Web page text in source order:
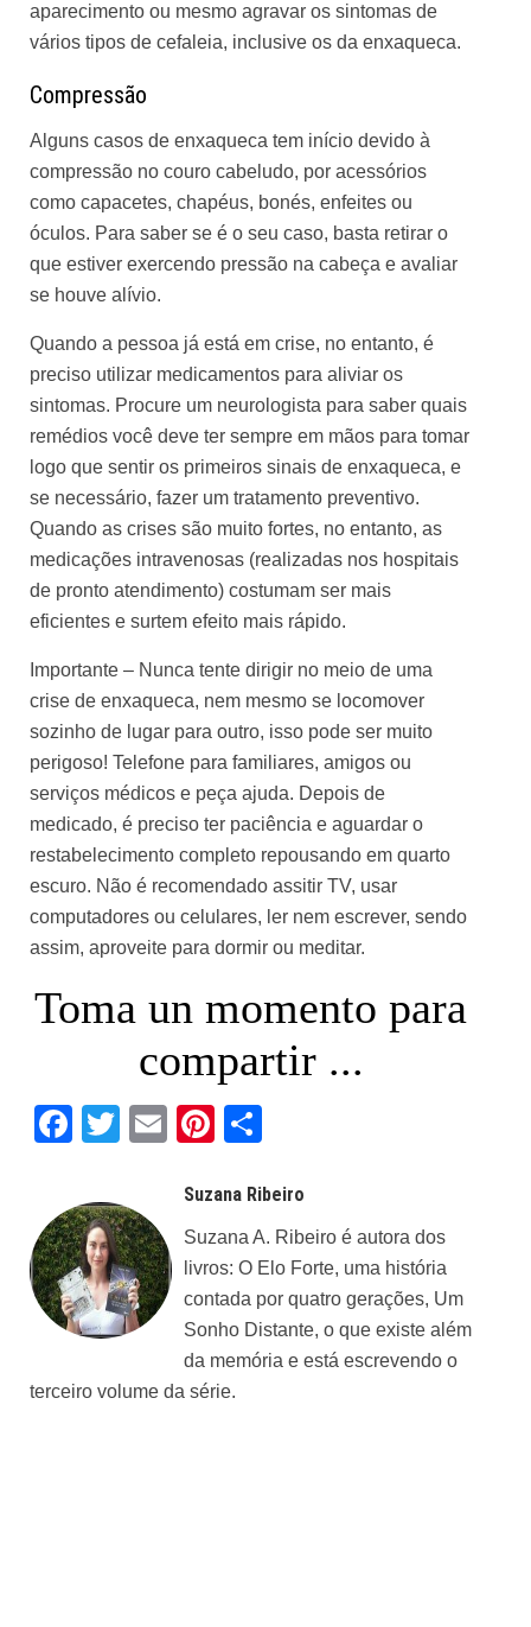
aparecimento ou mesmo agravar os sintomas de
vários tipos de cefaleia, inclusive os da enxaqueca.
Compressão
Alguns casos de enxaqueca tem início devido à
compressão no couro cabeludo, por acessórios
como capacetes, chapéus, bonés, enfeites ou
óculos. Para saber se é o seu caso, basta retirar o
que estiver exercendo pressão na cabeça e avaliar
se houve alívio.
Quando a pessoa já está em crise, no entanto, é
preciso utilizar medicamentos para aliviar os
sintomas. Procure um neurologista para saber quais
remédios você deve ter sempre em mãos para tomar
logo que sentir os primeiros sinais de enxaqueca, e
se necessário, fazer um tratamento preventivo.
Quando as crises são muito fortes, no entanto, as
medicações intravenosas (realizadas nos hospitais
de pronto atendimento) costumam ser mais
eficientes e surtem efeito mais rápido.
Importante – Nunca tente dirigir no meio de uma
crise de enxaqueca, nem mesmo se locomover
sozinho de lugar para outro, isso pode ser muito
perigoso! Telefone para familiares, amigos ou
serviços médicos e peça ajuda. Depois de
medicado, é preciso ter paciência e aguardar o
restabelecimento completo repousando em quarto
escuro. Não é recomendado assitir TV, usar
computadores ou celulares, ler nem escrever, sendo
assim, aproveite para dormir ou meditar.
Toma un momento para
compartir ...
Facebook
Twitter
EmailPinterest
Suzana Ribeiro
Suzana A. Ribeiro é autora dos
livros: O Elo Forte, uma história
contada por quatro gerações, Um
Sonho Distante, o que existe além
da memória e está escrevendo o
terceiro volume da série.